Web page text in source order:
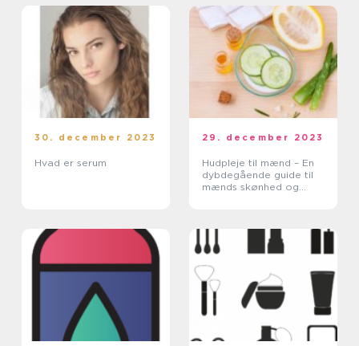
30. december 2023
Hvad er serum
29. december 2023
Hudpleje til mænd – En
dybdegående guide til
mænds skønhed og